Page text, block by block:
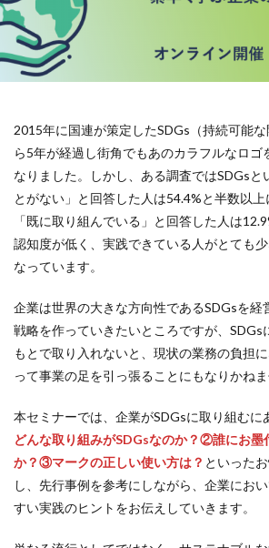
2015年に国連が策定したSDGs（持続可能
ら5年が経過し街角でもあのカラフルなロゴ
なりました。しかし、ある調査ではSDGsと
とがない」と回答した人は54.4%と半数以
「既に取り組んでいる」と回答した人は
認知度が低く、実践できている人がとても
なっています。
企業は世界の大きな方向性であるSDGsを経
戦略を作っていきたいところですが、SDGs
もとで取り入れないと、現状の業務の負担
って事業の足を引っ張ることにもなりかねま
本セミナーでは、企業がSDGsに取り組むに
どんな取り組みがSDGsなのか？②誰にお墨
か？③マークの正しい使い方は？ といった
し、先行事例を参考にしながら、企業にお
すい実践のヒントをお伝えしていきます。
923形新幹線
BankART KAIKO
BankART Life7
CA/Bフォーラム
CAP
CDP
Child Assault Prevention
CMYK
CO2ゼロ
CO2ゼロ印刷 CO2削減
cocollabo
cocollaboソーシャルえほん
COCOしのはら
CSR活動報告誌
DIC DIG IT.
DTPオペレーター
DX DXセミナ
ESG投資セミナー
FNN
FNNプライムオンライン
Giving December
GP GUGA
HAMARUラクシスフロント店
ICDP